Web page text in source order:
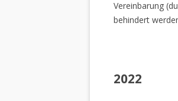
Vereinbarung
behindert
2022